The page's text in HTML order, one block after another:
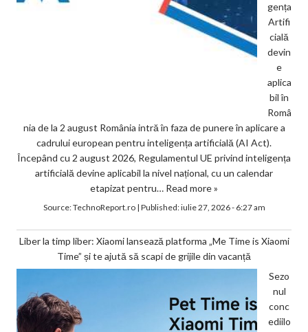
gența
Artifi
cială
devin
e
aplica
bil în
Româ
nia de la 2 august România intră în faza de punere în aplicare a
cadrului european pentru inteligența artificială (AI Act).
Începând cu 2 august 2026, Regulamentul UE privind inteligența
artificială devine aplicabil la nivel național, cu un calendar
etapizat pentru… Read more »
Source:TechnoReport.ro| Published:iulie 27, 2026 - 6:27 am
Liber la timp liber: Xiaomi lansează platforma „Me Time is Xiaomi
Time” și te ajută să scapi de grijile din vacanță
Sezo
nul
conc
ediilo